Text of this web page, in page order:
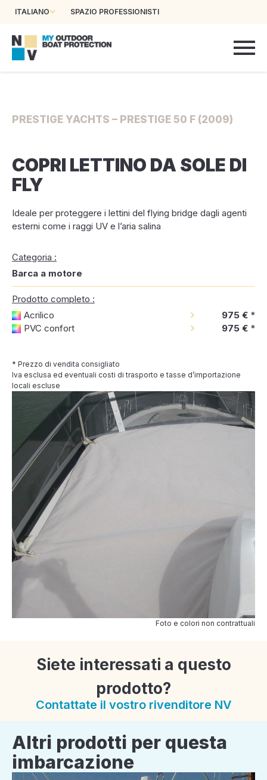
ITALIANO SPAZIO PROFESSIONISTI
PRESTIGE YACHTS – PRESTIGE 50 F (2009)
COPRI LETTINO DA SOLE DI
FLY
Ideale per proteggere i lettini del flying bridge dagli agenti
esterni come i raggi UV e l’aria salina
Categoria :
Barca a motore
Prodotto completo :
Acrilico
975 € *
PVC confort
975 € *
* Prezzo di vendita consigliato
Iva esclusa ed eventuali costi di trasporto e tasse d’importazione
locali escluse
Foto e colori non contrattuali
Siete interessati a questo
prodotto?
Contattate il vostro rivenditore NV
Altri prodotti per questa
imbarcazione